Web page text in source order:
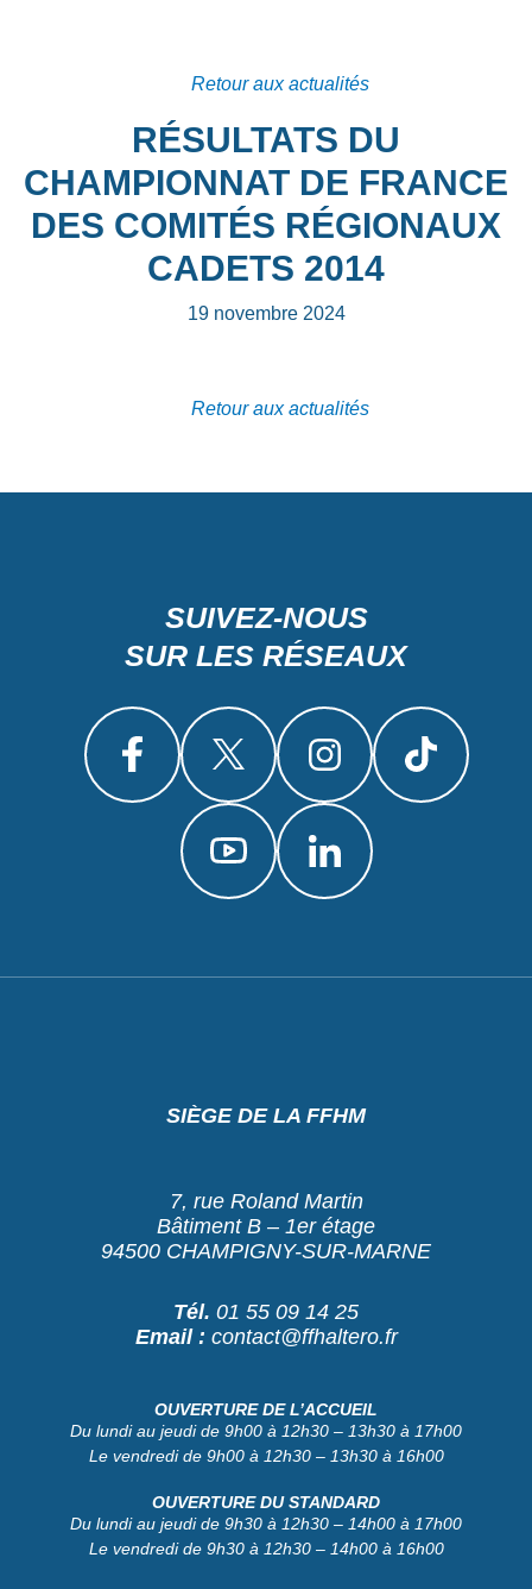
Retour aux actualités
RÉSULTATS DU
CHAMPIONNAT DE FRANCE
DES COMITÉS RÉGIONAUX
CADETS 2014
19 novembre 2024
Retour aux actualités
SUIVEZ-NOUS
SUR LES RÉSEAUX
SIÈGE DE LA FFHM
7, rue Roland Martin
Bâtiment B – 1er étage
94500 CHAMPIGNY-SUR-MARNE
Tél. 01 55 09 14 25
Email : contact@ffhaltero.fr
OUVERTURE DE L’ACCUEIL
Du lundi au jeudi de 9h00 à 12h30 – 13h30 à 17h00
Le vendredi de 9h00 à 12h30 – 13h30 à 16h00
OUVERTURE DU STANDARD
Du lundi au jeudi de 9h30 à 12h30 – 14h00 à 17h00
Le vendredi de 9h30 à 12h30 – 14h00 à 16h00